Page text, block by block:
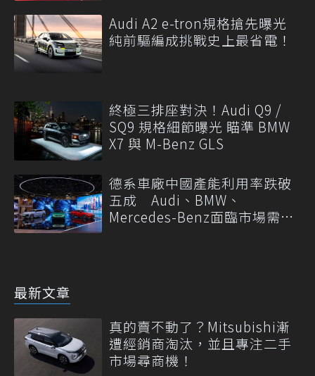
Audi A2 e-tron規格搶先曝光
純前驅編成挑戰史上最省電！
終極三排座對決！Audi Q9 /
SQ9 規格細節曝光 瞄準 BMW
X7 與 M-Benz GLS
德系車廠中國產能利用率跌破
五成 Audi、BMW、
Mercedes-Benz面臨市場需求
最新文章
真的賣不動了？Mitsubishi漸
遭經銷商淘汰，並且專注二手
市場尋商機！